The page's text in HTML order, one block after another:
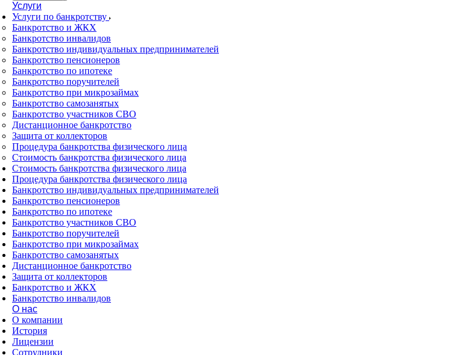
Услуги
Услуги по банкротству
Банкротство и ЖКХ
Банкротство инвалидов
Банкротство индивидуальных предпринимателей
Банкротство пенсионеров
Банкротство по ипотеке
Банкротство поручителей
Банкротство при микрозаймах
Банкротство самозанятых
Банкротство участников СВО
Дистанционное банкротство
Защита от коллекторов
Процедура банкротства физического лица
Стоимость банкротства физического лица
Стоимость банкротства физического лица
Процедура банкротства физического лица
Банкротство индивидуальных предпринимателей
Банкротство пенсионеров
Банкротство по ипотеке
Банкротство участников СВО
Банкротство поручителей
Банкротство при микрозаймах
Банкротство самозанятых
Дистанционное банкротство
Защита от коллекторов
Банкротство и ЖКХ
Банкротство инвалидов
О нас
О компании
История
Лицензии
Сотрудники